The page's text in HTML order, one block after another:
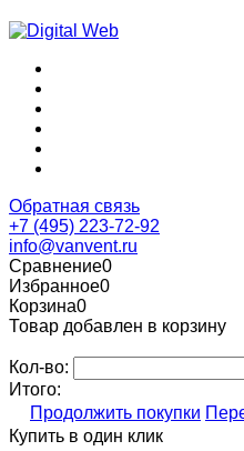
Обратная связь
+7 (495) 223-72-92
info@vanvent.ru
Сравнение0
Избранное0
Корзина0
Товар добавлен в корзину
Кол-во:
Итого:
Продолжить покупки
Купить в один клик